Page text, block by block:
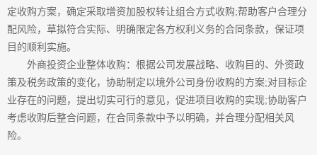
定收购方案，确定采取增资加股权转让组合方式收购;帮助客户合理分
配风险，草拟符合实际、明确限定各方权利义务的合同条款，保证项
目的顺利实施。
外商投资企业整体收购：根据公司发展战略、收购目的、外资政
策及税务政策的变化，协助制定以境外公司身份收购的方案;对目标企
业存在的问题，提出切实可行的意见，促进项目收购的实现;协助客户
考虑收购后整合问题，在合同条款中予以明确，并合理分配相关风
险。